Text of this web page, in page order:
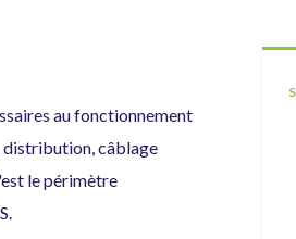
au fonctionnement
distribution, câblage
le périmètre